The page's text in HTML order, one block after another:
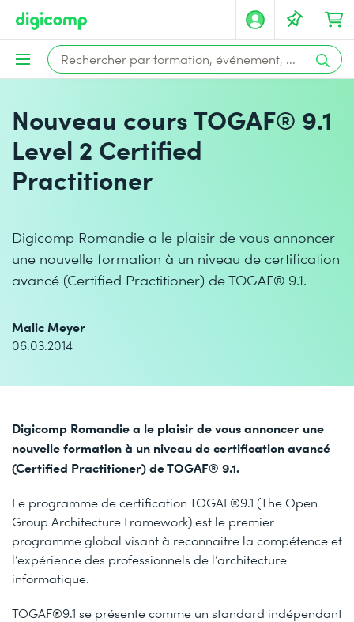
Nouveau cours TOGAF® 9.1
Level 2 Certified
Practitioner
Digicomp Romandie a le plaisir de vous annoncer
une nouvelle formation à un niveau de certification
avancé (Certified Practitioner) de TOGAF® 9.1.
Malic Meyer
06.03.2014
Digicomp Romandie a le plaisir de vous annoncer une
nouvelle formation à un niveau de certification avancé
(Certified Practitioner) de TOGAF® 9.1.
Le programme de certification TOGAF®9.1 (The Open
Group Architecture Framework) est le premier
programme global visant à reconnaitre la compétence et
l’expérience des professionnels de l’architecture
informatique.
TOGAF®9.1 se présente comme un standard indépendant